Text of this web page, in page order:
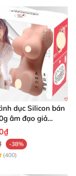
dục Silicon bán
âm đạo giả
giống thật
-38%
(400)